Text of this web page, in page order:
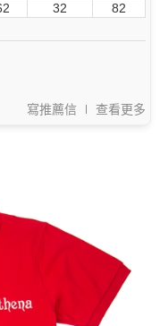
32 82
寫推薦信 查看更多